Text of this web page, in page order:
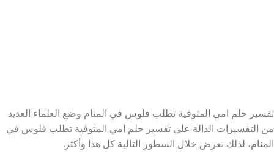
تفسير حلم امي المتوفية تطلب فلوس في المنام وضع العلماء العديد
من التفسيرات الدالة على تفسير حلم امي المتوفية تطلب فلوس في
المنام، لذلك نعرض خلال السطور التالية كل هذا وأكثر.